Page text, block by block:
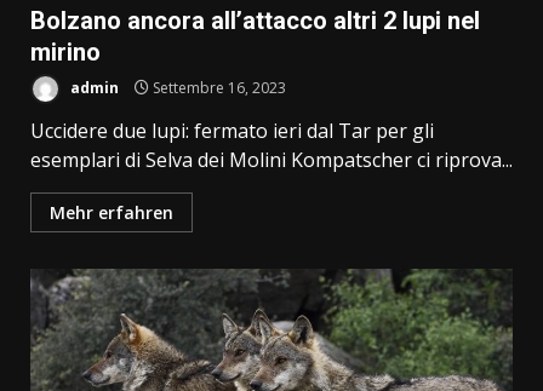
Bolzano ancora all’attacco altri 2 lupi nel
mirino
admin Settembre 16, 2023
Uccidere due lupi: fermato ieri dal Tar per gli
esemplari di Selva dei Molini Kompatscher ci riprova...
Mehr erfahren